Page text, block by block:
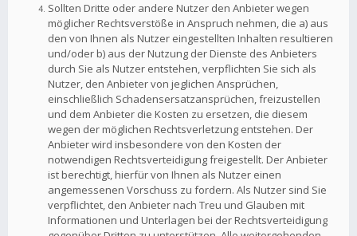
Sollten Dritte oder andere Nutzer den Anbieter wegen
möglicher Rechtsverstöße in Anspruch nehmen, die a) aus
den von Ihnen als Nutzer eingestellten Inhalten resultieren
und/oder b) aus der Nutzung der Dienste des Anbieters
durch Sie als Nutzer entstehen, verpflichten Sie sich als
Nutzer, den Anbieter von jeglichen Ansprüchen,
einschließlich Schadensersatzansprüchen, freizustellen
und dem Anbieter die Kosten zu ersetzen, die diesem
wegen der möglichen Rechtsverletzung entstehen. Der
Anbieter wird insbesondere von den Kosten der
notwendigen Rechtsverteidigung freigestellt. Der Anbieter
ist berechtigt, hierfür von Ihnen als Nutzer einen
angemessenen Vorschuss zu fordern. Als Nutzer sind Sie
verpflichtet, den Anbieter nach Treu und Glauben mit
Informationen und Unterlagen bei der Rechtsverteidigung